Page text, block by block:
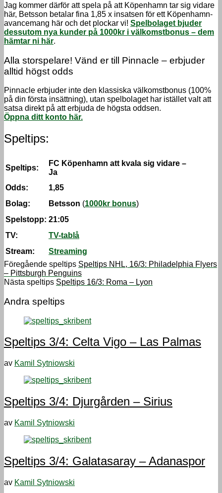
Jag kommer därför att spela på att Köpenhamn tar sig vidare
här, Betsson betalar fina 1,85 x insatsen för ett Köpenhamn-
avancemang här och det plockar vi! Spelbolaget bjuder
dessutom nya kunder på 1000kr i välkomstbonus – dem
hämtar ni här.
Alla storspelare! Vänd er till Pinnacle – erbjuder
alltid högst odds
Pinnacle erbjuder inte den klassiska välkomstbonus (100%
på din första insättning), utan spelbolaget har istället valt att
satsa direkt på att erbjuda de högsta oddsen.
Öppna ditt konto här.
Speltips:
Speltips:
FC Köpenhamn att kvala sig vidare –
Ja
Odds:
1,85
Bolag:
Betsson (1000kr bonus)
Spelstopp: 21:05
TV:
TV-tablå
Stream:
Streaming
Föregående speltips Speltips NHL, 16/3: Philadelphia Flyers
– Pittsburgh Penguins
Nästa speltips Speltips 16/3: Roma – Lyon
Andra speltips
Speltips 3/4: Celta Vigo – Las Palmas
av Kamil Sytniowski
Speltips 3/4: Djurgården – Sirius
av Kamil Sytniowski
Speltips 3/4: Galatasaray – Adanaspor
av Kamil Sytniowski